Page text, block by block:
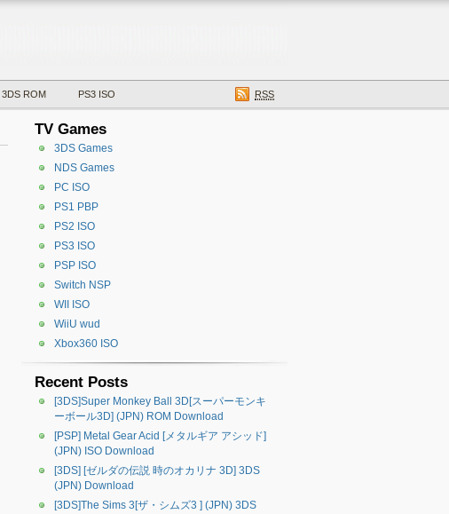
3DS ROM PS3 ISO RSS
TV Games
3DS Games
NDS Games
PC ISO
PS1 PBP
PS2 ISO
PS3 ISO
PSP ISO
Switch NSP
WII ISO
WiiU wud
Xbox360 ISO
Recent Posts
[3DS]Super Monkey Ball 3D[スーパーモンキ
ーボール3D] (JPN) ROM Download
[PSP] Metal Gear Acid [メタルギア アシッド]
(JPN) ISO Download
[3DS] [ゼルダの伝説 時のオカリナ 3D] 3DS
(JPN) Download
[3DS]The Sims 3[ザ・シムズ3 ] (JPN) 3DS